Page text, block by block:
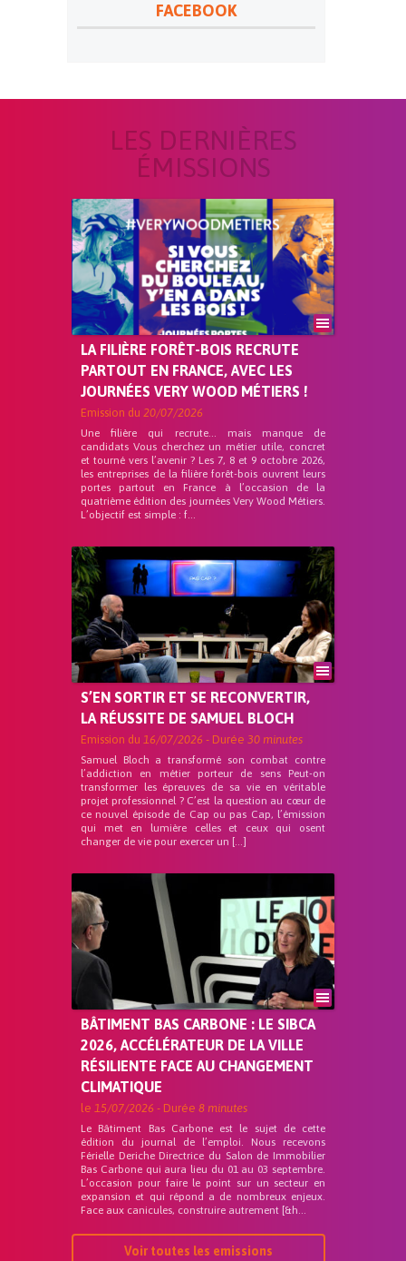
FACEBOOK
LES DERNIÈRES
ÉMISSIONS
LA FILIÈRE FORÊT-BOIS RECRUTE
PARTOUT EN FRANCE, AVEC LES
JOURNÉES VERY WOOD MÉTIERS !
Emission du 20/07/2026
Une filière qui recrute… mais manque de
candidats Vous cherchez un métier utile, concret
et tourné vers l’avenir ? Les 7, 8 et 9 octobre 2026,
les entreprises de la filière forêt-bois ouvrent leurs
portes partout en France à l’occasion de la
quatrième édition des journées Very Wood Métiers.
L’objectif est simple : f...
S’EN SORTIR ET SE RECONVERTIR,
LA RÉUSSITE DE SAMUEL BLOCH
Emission du 16/07/2026 - Durée 30 minutes
Samuel Bloch a transformé son combat contre
l’addiction en métier porteur de sens Peut-on
transformer les épreuves de sa vie en véritable
projet professionnel ? C’est la question au cœur de
ce nouvel épisode de Cap ou pas Cap, l’émission
qui met en lumière celles et ceux qui osent
changer de vie pour exercer un […]
BÂTIMENT BAS CARBONE : LE SIBCA
2026, ACCÉLÉRATEUR DE LA VILLE
RÉSILIENTE FACE AU CHANGEMENT
CLIMATIQUE
le 15/07/2026 - Durée 8 minutes
Le Bâtiment Bas Carbone est le sujet de cette
édition du journal de l’emploi. Nous recevons
Férielle Deriche Directrice du Salon de Immobilier
Bas Carbone qui aura lieu du 01 au 03 septembre.
L’occasion pour faire le point sur un secteur en
expansion et qui répond a de nombreux enjeux.
Face aux canicules, construire autrement [&h...
Voir toutes les emissions